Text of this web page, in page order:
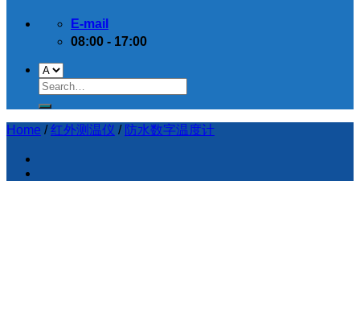
E-mail
08:00 - 17:00
Home / 红外测温仪 / 防水数字温度计